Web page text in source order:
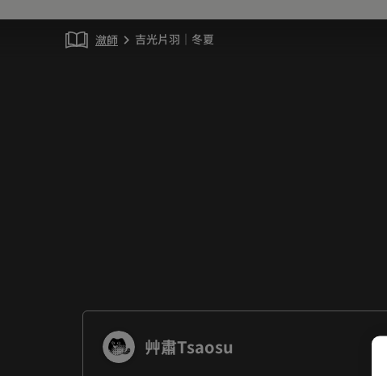
瀲師 chevron_right 吉光片羽｜冬夏
艸肅Tsaosu